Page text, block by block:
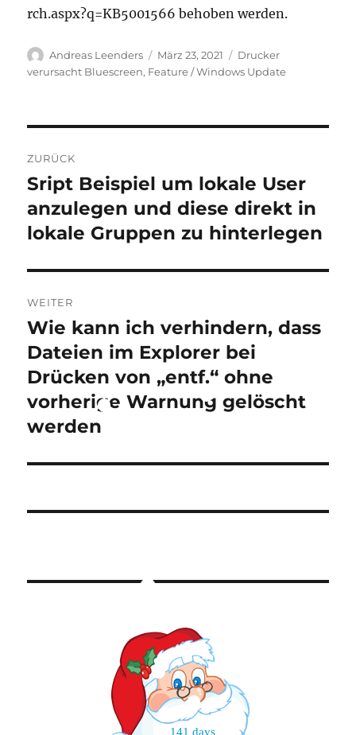
rch.aspx?q=KB5001566 behoben werden.
Autor
Andreas Leenders
Veröffentlicht
am
März 23, 2021 Schlagwörter
Drucker
verursacht Bluescreen, Feature / Windows Update
ZURÜCK
Vorheriger
Beitrag:
Sript Beispiel um lokale User
anzulegen und diese direkt in
lokale Gruppen zu hinterlegen
WEITER
Nächster
Beitrag:
Wie kann ich verhindern, dass
Dateien im Explorer bei
Drücken von „entf.“ ohne
vorherige Warnung gelöscht
werden
141 days